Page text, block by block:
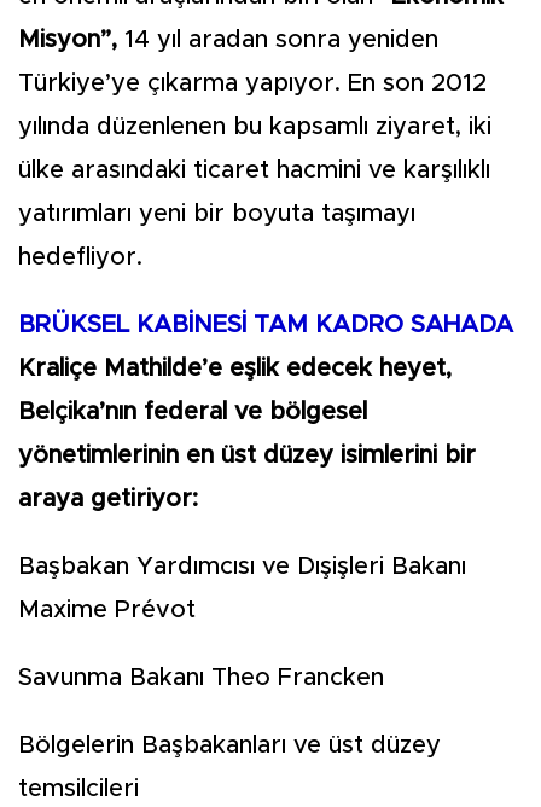
Misyon”, 14 yıl aradan sonra yeniden
Türkiye’ye çıkarma yapıyor. En son 2012
yılında düzenlenen bu kapsamlı ziyaret, iki
ülke arasındaki ticaret hacmini ve karşılıklı
yatırımları yeni bir boyuta taşımayı
hedefliyor.
BRÜKSEL KABİNESİ TAM KADRO SAHADA
Kraliçe Mathilde’e eşlik edecek heyet,
Belçika’nın federal ve bölgesel
yönetimlerinin en üst düzey isimlerini bir
araya getiriyor:
Başbakan Yardımcısı ve Dışişleri Bakanı
Maxime Prévot
Savunma Bakanı Theo Francken
Bölgelerin Başbakanları ve üst düzey
temsilcileri